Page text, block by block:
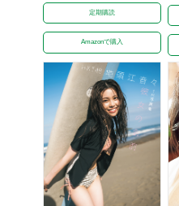
定期購読
Amazonで購入